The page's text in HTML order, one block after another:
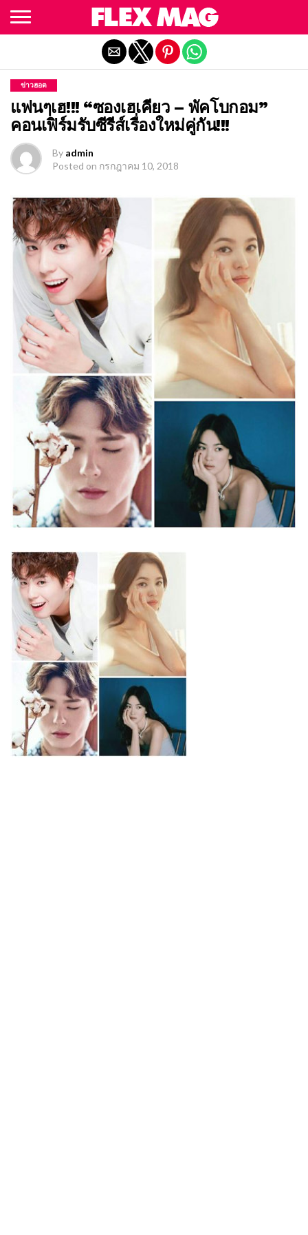
ข่าวฮอต
แฟนๆเฮ!!! “ซองเฮเคียว – พัคโบกอม”
คอนเฟิร์มรับซีรีส์เรื่องใหม่คู่กัน!!!
By admin
Posted on กรกฎาคม 10, 2018
Exit mobile version